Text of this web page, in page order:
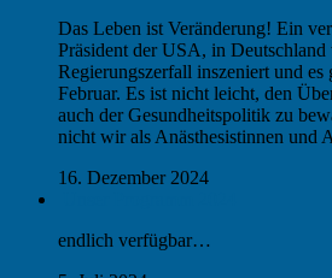
Das Leben ist Veränderung! Ein
Präsident der USA, in
Regierungszerfall inszeniert und
Februar. Es ist nicht leicht, den
auch der Gesundheitspolitik zu
nicht wir als Anästhesistinnen und
16. Dezember 2024
endlich verfügbar…